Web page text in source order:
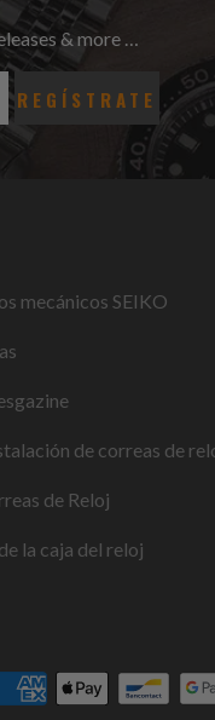
& more …
mecánicos SEIKO
de correas de
de Reloj
la caja del reloj